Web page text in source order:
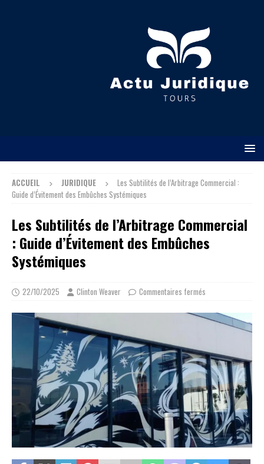
ACCUEIL JURIDIQUE
Les Subtilités de l’Arbitrage Commercial :
Guide d’Évitement des Embûches Systémiques
Les Subtilités de l’Arbitrage Commercial
: Guide d’Évitement des Embûches
Systémiques
22/10/2025 Clinton Weaver Commentaires fermés